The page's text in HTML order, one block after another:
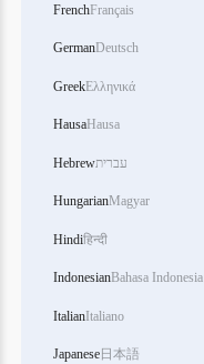
FrenchFrançais
GermanDeutsch
GreekΕλληνικά
HausaHausa
Hebrewעברית
HungarianMagyar
Hindiहिन्दी
IndonesianBahasa Indonesia
ItalianItaliano
Japanese日本語